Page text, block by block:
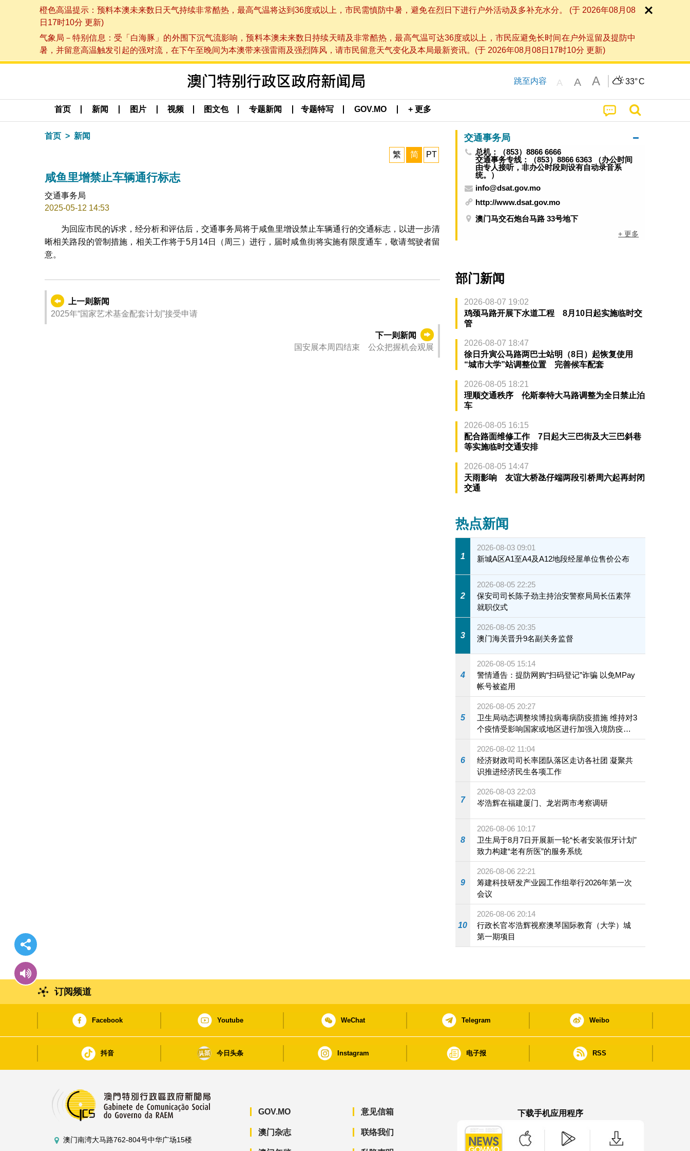
橙色高温提示：预料本澳未来数日天气持续非常酷热，最高气温将达到36度或以上，市民需慎防中暑，避免在烈日下进行户外活动及多补充水分。 (于 2026年08月08
日17时10分 更新)
气象局－特别信息：受「白海豚」的外围下沉气流影响，预料本澳未来数日持续天晴及非常酷热，最高气温可达36度或以上，市民应避免长时间在户外逗留及提防中
暑，并留意高温触发引起的强对流，在下午至晚间为本澳带来强雷雨及强烈阵风，请市民留意天气变化及本局最新资讯。(于 2026年08月08日17时10分 更新)
跳至内容 A A A 33°C
首页 新闻 图片 视频 图文包 专题新闻 专题特写 GOV.MO + 更多
首页 新闻
繁 简 PT
咸鱼里增禁止车辆通行标志
交通事务局
2025-05-12 14:53
为回应市民的诉求，经分析和评估后，交通事务局将于咸鱼里增设禁止车辆通行的交通标志，以进一步清
晰相关路段的管制措施，相关工作将于5月14日（周三）进行，届时咸鱼街将实施有限度通车，敬请驾驶者留
意。
上一则新闻
2025年“国家艺术基金配套计划”接受申请
下一则新闻
国安展本周四结束 公众把握机会观展
交通事务局
总机：（853）8866 6666
交通事务专线：（853）8866 6363 （办公时间
由专人接听，非办公时段则设有自动录音系
统。）
info@dsat.gov.mo
http://www.dsat.gov.mo
澳门马交石炮台马路 33号地下
+ 更多
部门新闻
2026-08-07 19:02
鸡颈马路开展下水道工程 8月10日起实施临时交
管
2026-08-07 18:47
徐日升寅公马路两巴士站明（8日）起恢复使用
“城市大学”站调整位置 完善候车配套
2026-08-05 18:21
理顺交通秩序 伦斯泰特大马路调整为全日禁止泊
车
2026-08-05 16:15
配合路面维修工作 7日起大三巴街及大三巴斜巷
等实施临时交通安排
2026-08-05 14:47
天雨影响 友谊大桥氹仔端两段引桥周六起再封闭
交通
热点新闻
1
2026-08-03 09:01
新城A区A1至A4及A12地段经屋单位售价公布
2
2026-08-05 22:25
保安司司长陈子劲主持治安警察局局长伍素萍
就职仪式
3
2026-08-05 20:35
澳门海关晋升9名副关务监督
4
2026-08-05 15:14
警情通告：提防网购“扫码登记”诈骗 以免MPay
帐号被盗用
5
2026-08-05 20:27
卫生局动态调整埃博拉病毒病防疫措施 维持对3
个疫情受影响国家或地区进行加强入境防疫措
施
6
2026-08-02 11:04
经济财政司司长率团队落区走访各社团 凝聚共
识推进经济民生各项工作
7
2026-08-03 22:03
岑浩辉在福建厦门、龙岩两市考察调研
8
2026-08-06 10:17
卫生局于8月7日开展新一轮“长者安装假牙计划”
致力构建“老有所医”的服务系统
9
2026-08-06 22:21
筹建科技研发产业园工作组举行2026年第一次
会议
10
2026-08-06 20:14
行政长官岑浩辉视察澳琴国际教育（大学）城
第一期项目
订阅频道
Facebook Youtube WeChat Telegram Weibo
抖音 今日头条 Instagram 电子报 RSS
澳门南湾大马路762-804号中华广场15楼
GOV.MO
澳门杂志
意见信箱
联络我们
下载手机应用程序